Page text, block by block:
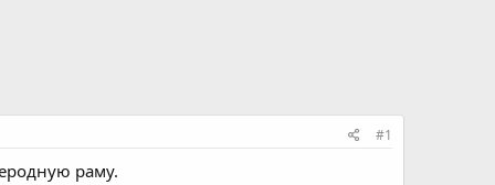
#1
раму.